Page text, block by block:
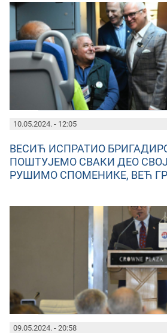
10.05.2024. - 12:05
ВЕСИЋ ИСПРАТИО
ПОШТУЈЕМО СВАКИ ДЕО
РУШИМО СПОМЕНИКЕ, ВЕЋ
09.05.2024. - 20:58